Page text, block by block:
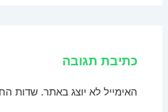
כתיבת תגובה
האימייל לא יוצג באתר. שדות